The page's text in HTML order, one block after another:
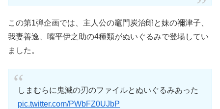
この第1弾企画では、主人公の竈門炭治郎と妹の禰津子、
我妻善逸、嘴平伊之助の4種類がぬいぐるみで登場してい
ました。
しまむらに鬼滅の刃のファイルとぬいぐるみあった
pic.twitter.com/PWbFZ0UJbP